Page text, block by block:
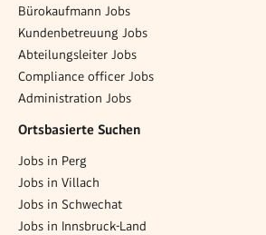
Bürokaufmann Jobs
Kundenbetreuung Jobs
Abteilungsleiter Jobs
Compliance officer Jobs
Administration Jobs
Ortsbasierte Suchen
Jobs in Perg
Jobs in Villach
Jobs in Schwechat
Jobs in Innsbruck-Land